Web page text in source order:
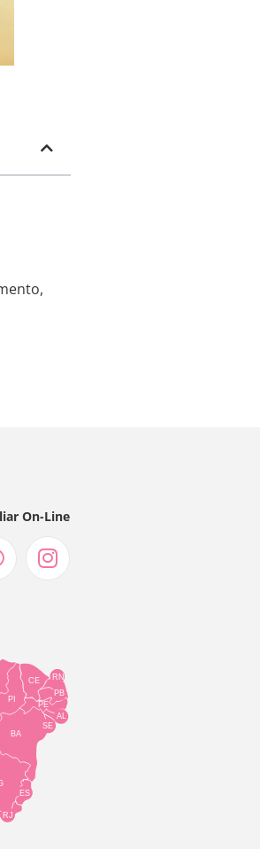
On-Line
BA
SE
PE
AL
RN
CE
PI
RJ
ES
PB